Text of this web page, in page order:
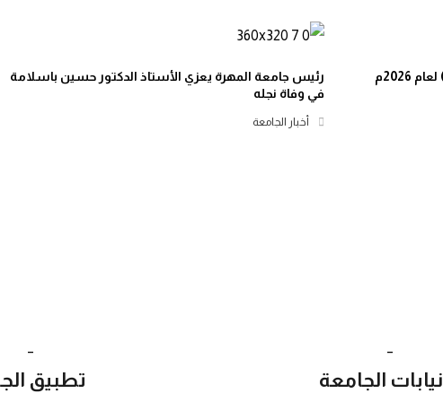
رئيس جامعة المهرة يعزي الأستاذ الدكتور حسين باسلامة
في وفاة نجله
أخبار الجامعة
تطبيق نيابات الجامعة